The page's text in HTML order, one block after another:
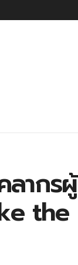
ลากรผู้
the